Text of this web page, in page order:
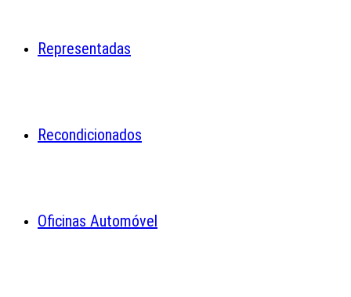
Representadas
Recondicionados
Oficinas Automóvel